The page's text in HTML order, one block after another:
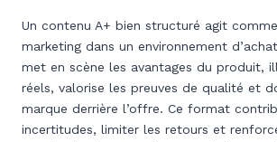
Un contenu A+ bien structuré agit
marketing dans un environnement
met en scène les avantages du produit,
réels, valorise les preuves de qualité et
marque derrière l’offre. Ce format
incertitudes, limiter les retours et